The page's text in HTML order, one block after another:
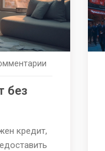
без
кредит,